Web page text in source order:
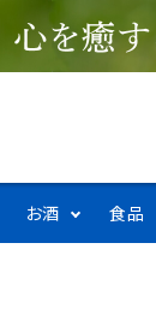
お酒 食品